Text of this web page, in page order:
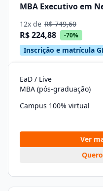
MBA Executivo em
12x de R$ 749,60
R$ 224,88 -70%
Inscrição e matrícula
EaD / Live
MBA (pós-graduação)
Campus 100% virtual
Ver